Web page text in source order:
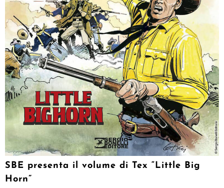
SBE presenta il volume di Tex “Little Big
Horn”